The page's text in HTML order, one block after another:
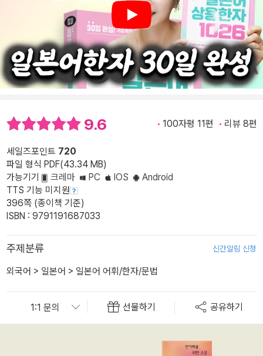
Play
9.6 100자평 11편 리뷰 8편
세일즈포인트 720
파일 형식 PDF(43.34 MB)
가능기기
크레마 PC IOS
Android
TTS 기능 미지원
396쪽 (종이책 기준)
ISBN : 9791191687033
주제분류 신간알림 신청
외국어 > 일본어 > 일본어 어휘/한자/문법
선물하기 공유하기